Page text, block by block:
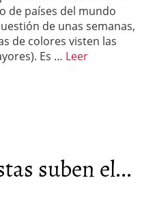
de países del mundo
de unas semanas,
de colores visten las
Es … Leer
suben el...